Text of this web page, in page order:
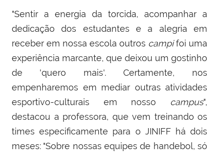
"Sentir a energia da torcida, acompanhar a
dedicação dos estudantes e a alegria em
receber em nossa escola outros campifoi uma
experiência marcante, que deixou um gostinho
de 'quero mais'. Certamente, nos
empenharemos em mediar outras atividades
esportivo-culturais em nosso campus",
destacou a professora, que vem treinando os
times especificamente para o JINIFF há dois
meses: "Sobre nossas equipes de handebol, só